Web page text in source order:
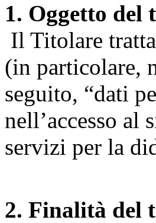
1. Oggetto del
Il Titolare
(in particolare,
seguito, “dati
nell’accesso al
servizi per la
2. Finalità del